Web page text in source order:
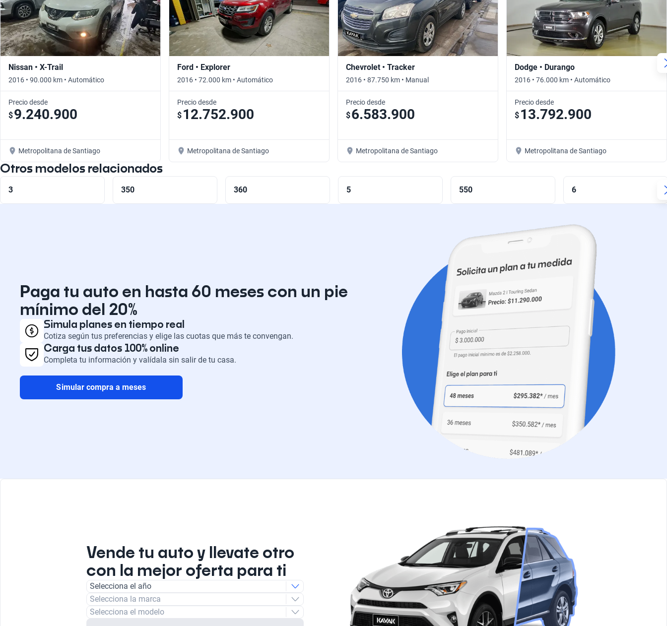
Nissan • X-Trail
2016 • 90.000 km • Automático
Precio desde
$9.240.900
Metropolitana de Santiago
Ford • Explorer
2016 • 72.000 km • Automático
Precio desde
$ 12.752.900
Metropolitana de Santiago
Chevrolet • Tracker
2016 • 87.750 km • Manual
Precio desde
$6.583.900
Metropolitana de Santiago
Dodge • Durango
2016 • 76.000 km • Automático
Precio desde
$ 13.792.900
Metropolitana de Santiago
Otros modelos relacionados
3 350 360 5 550 6
Paga tu auto en hasta 60 meses con un pie
mínimo del 20%
Simula planes en tiempo real
Cotiza según tus preferencias y elige las cuotas que más te convengan.
Carga tus datos 100% online
Completa tu información y valídala sin salir de tu casa.
Simular compra a meses
Vende tu auto y llevate otro
con la mejor oferta para ti
Selecciona el año
Selecciona la marca
Selecciona el modelo